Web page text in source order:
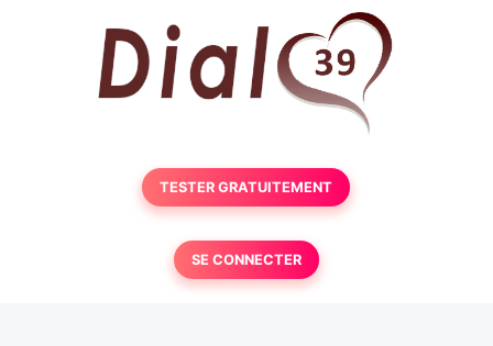
TESTER GRATUITEMENT
SE CONNECTER